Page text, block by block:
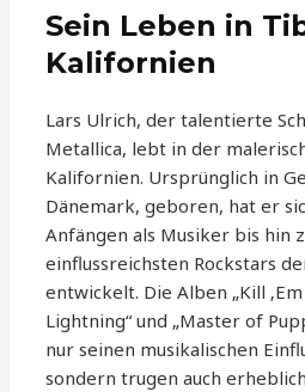
Sein Leben in
Kalifornien
Lars Ulrich, der talentierte
Metallica, lebt in der
Kalifornien. Ursprünglich in
Dänemark, geboren, hat er
Anfängen als Musiker bis hin
einflussreichsten Rockstars
entwickelt. Die Alben „Kill ‚Em
Lightning“ und „Master of
nur seinen musikalischen
sondern trugen auch